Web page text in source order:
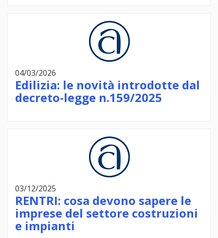
04/03/2026
Edilizia: le novità introdotte dal
decreto-legge n.159/2025
03/12/2025
RENTRI: cosa devono sapere le
imprese del settore costruzioni
e impianti